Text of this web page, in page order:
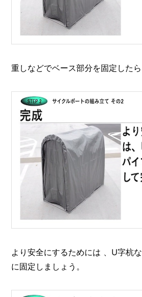
重しなどでベース部分を固定したら
より安全にするためには 、U字杭
に固定しましょう。